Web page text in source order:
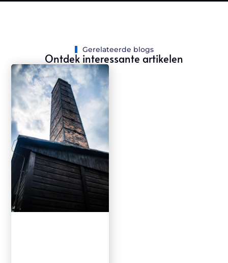
Gerelateerde blogs
Ontdek interessante artikelen